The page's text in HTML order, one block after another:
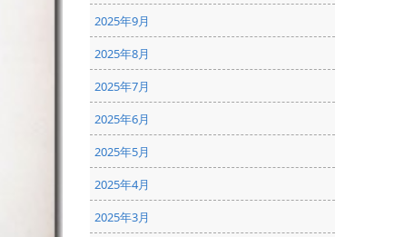
2025年9月
2025年8月
2025年7月
2025年6月
2025年5月
2025年4月
2025年3月